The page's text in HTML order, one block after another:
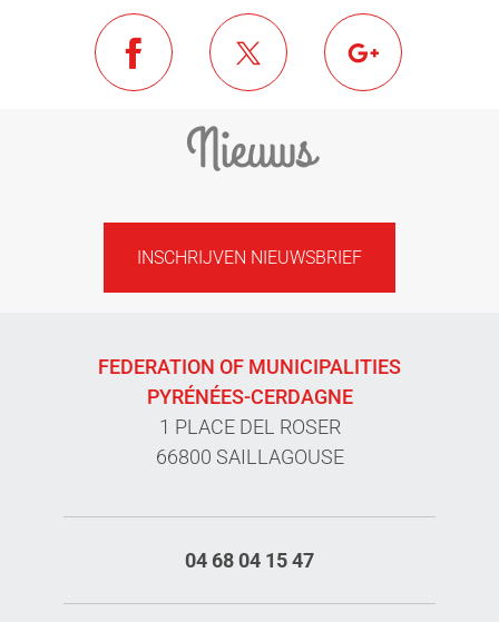
Nieuws
INSCHRIJVEN NIEUWSBRIEF
FEDERATION OF MUNICIPALITIES
PYRÉNÉES-CERDAGNE
1 PLACE DEL ROSER
66800 SAILLAGOUSE
04 68 04 15 47